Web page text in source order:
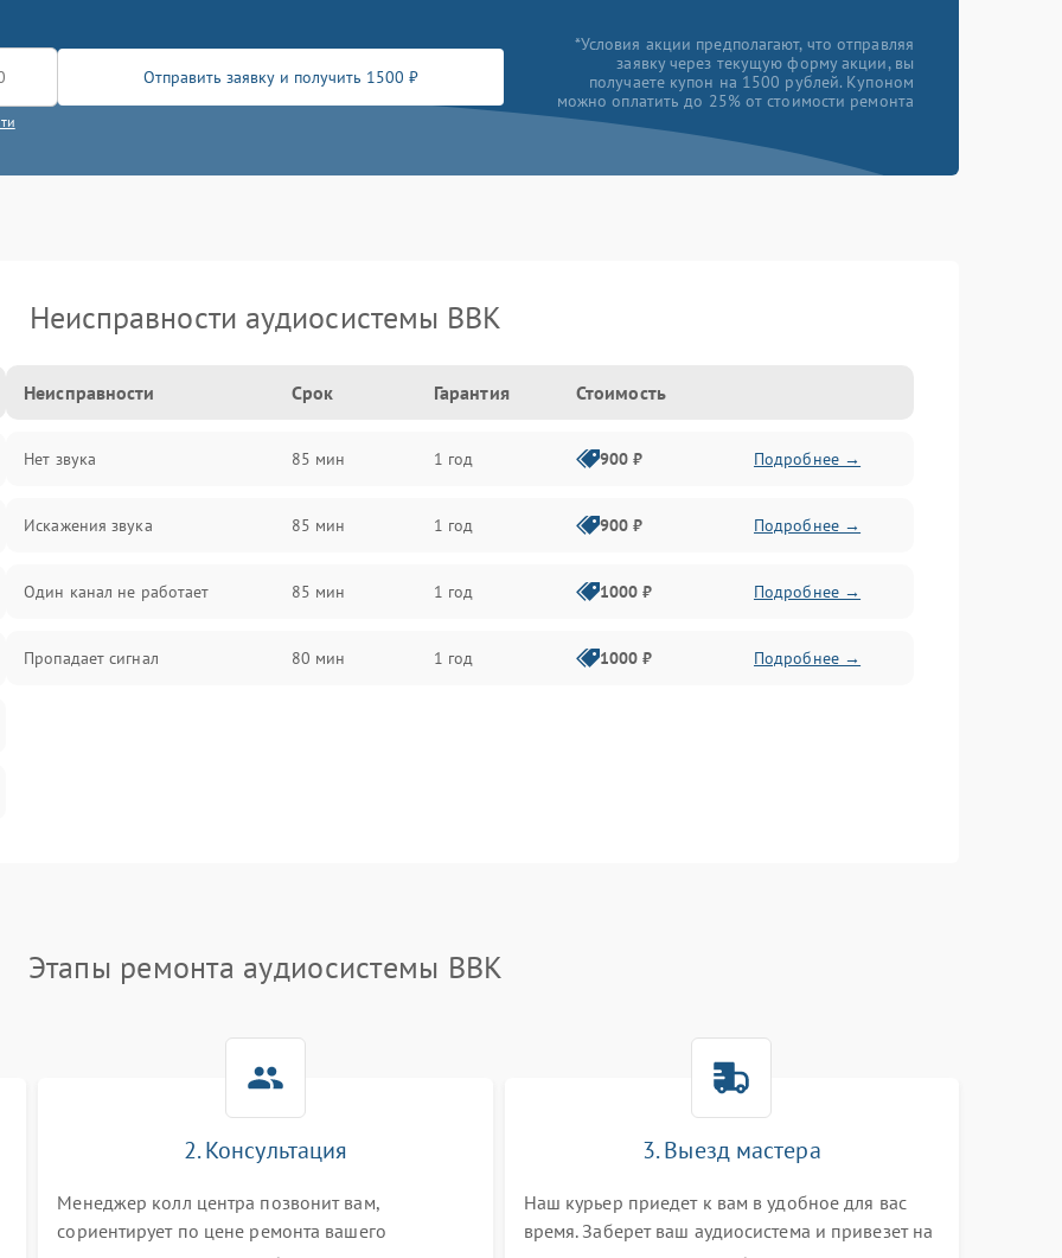
Отправить заявку и получить 1500 ₽
*Условия акции предполагают, что отправляя
заявку через текущую форму акции, вы
получаете купон на 1500 рублей. Купоном
можно оплатить до 25% от стоимости ремонта
Неисправности аудиосистемы BBK
Неисправности Срок Гарантия Стоимость
Нет звука 85 мин 1 год 900 ₽ Подробнее →
Искажения звука 85 мин 1 год 900 ₽ Подробнее →
Один канал не работает 85 мин 1 год 1000 ₽ Подробнее →
Пропадает сигнал 80 мин 1 год 1000 ₽ Подробнее →
Этапы ремонта аудиосистемы BBK
2. Консультация
Менеджер колл центра позвонит вам,
сориентирует по цене ремонта вашего
3. Выезд мастера
Наш курьер приедет к вам в удобное для вас
время. Заберет ваш аудиосистема и привезет на